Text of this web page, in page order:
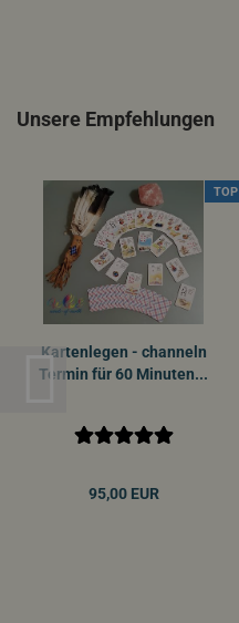
Unsere Empfehlungen
TOP
Kartenlegen - channeln
Termin für 60 Minuten...
95,00 EUR